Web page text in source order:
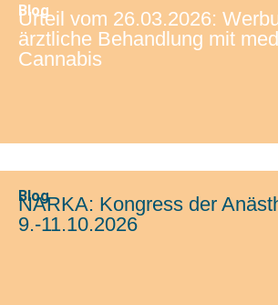
Blog
Urteil vom 26.03.2026:
ärztliche Behandlung mit
Cannabis
Blog
NARKA: Kongress der
9.-11.10.2026